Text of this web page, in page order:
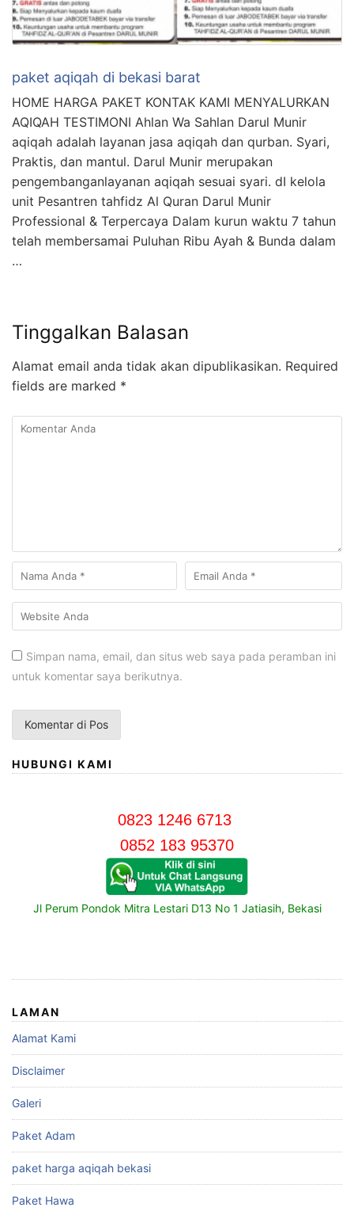
paket aqiqah di bekasi barat
HOME HARGA PAKET KONTAK KAMI MENYALURKAN
AQIQAH TESTIMONI Ahlan Wa Sahlan Darul Munir
aqiqah adalah layanan jasa aqiqah dan qurban. Syari,
Praktis, dan mantul. Darul Munir merupakan
pengembanganlayanan aqiqah sesuai syari. dI kelola
unit Pesantren tahfidz Al Quran Darul Munir
Professional & Terpercaya Dalam kurun waktu 7 tahun
telah membersamai Puluhan Ribu Ayah & Bunda dalam
…
Tinggalkan Balasan
Alamat email anda tidak akan dipublikasikan. Required
fields are marked *
Simpan nama, email, dan situs web saya pada peramban ini
untuk komentar saya berikutnya.
HUBUNGI KAMI
0823 1246 6713
0852 183 95370
Jl Perum Pondok Mitra Lestari D13 No 1 Jatiasih, Bekasi
LAMAN
Alamat Kami
Disclaimer
Galeri
Paket Adam
paket harga aqiqah bekasi
Paket Hawa